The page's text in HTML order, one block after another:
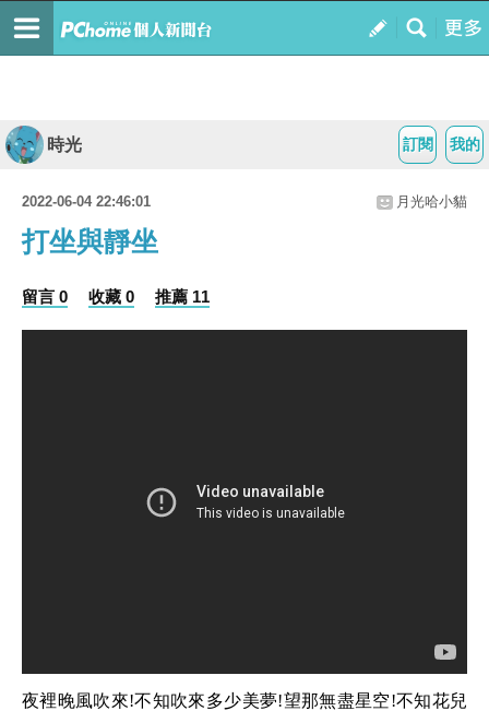
我的
訂閱
時光
2022-06-04 22:46:01 月光哈小貓
打坐與靜坐
留言 0 收藏 0 推薦 11
夜裡晚風吹來!不知吹來多少美夢!望那無盡星空!不知花兒